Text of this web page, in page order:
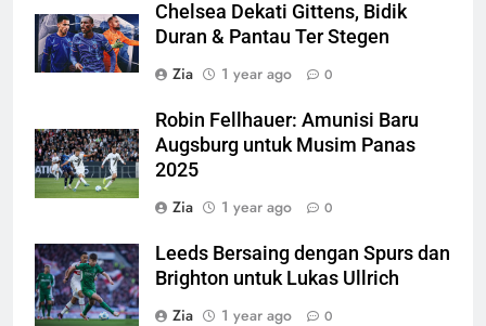
Chelsea Dekati Gittens, Bidik
Duran & Pantau Ter Stegen
Zia
1 year ago 0
Robin Fellhauer: Amunisi Baru
Augsburg untuk Musim Panas
2025
Zia
1 year ago 0
Leeds Bersaing dengan Spurs dan
Brighton untuk Lukas Ullrich
Zia
1 year ago 0